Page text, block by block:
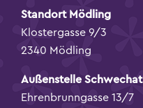
Standort Mödling
Klostergasse 9/3
2340 Mödling
Außenstelle Schwechat
Ehrenbrunngasse 13/7